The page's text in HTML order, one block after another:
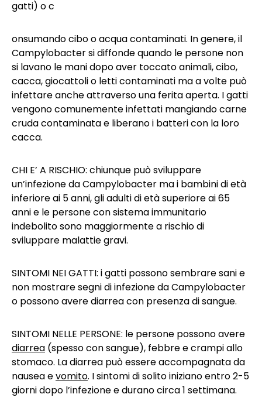
gatti) o c
onsumando cibo o acqua contaminati. In genere, il
Campylobacter si diffonde quando le persone non
si lavano le mani dopo aver toccato animali, cibo,
cacca, giocattoli o letti contaminati ma a volte può
infettare anche attraverso una ferita aperta. I gatti
vengono comunemente infettati mangiando carne
cruda contaminata e liberano i batteri con la loro
cacca.
CHI E’ A RISCHIO: chiunque può sviluppare
un’infezione da Campylobacter ma i bambini di età
inferiore ai 5 anni, gli adulti di età superiore ai 65
anni e le persone con sistema immunitario
indebolito sono maggiormente a rischio di
sviluppare malattie gravi.
SINTOMI NEI GATTI: i gatti possono sembrare sani e
non mostrare segni di infezione da Campylobacter
o possono avere diarrea con presenza di sangue.
SINTOMI NELLE PERSONE: le persone possono avere
diarrea (spesso con sangue), febbre e crampi allo
stomaco. La diarrea può essere accompagnata da
nausea evomito. I sintomi di solito iniziano entro 2-5
giorni dopo l’infezione e durano circa 1 settimana.